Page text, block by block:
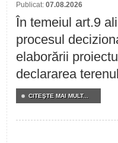
Publicat: 07.08.2026
În temeiul art.9
procesul
elaborării
declararea
CITEŞTE MAI MULT...